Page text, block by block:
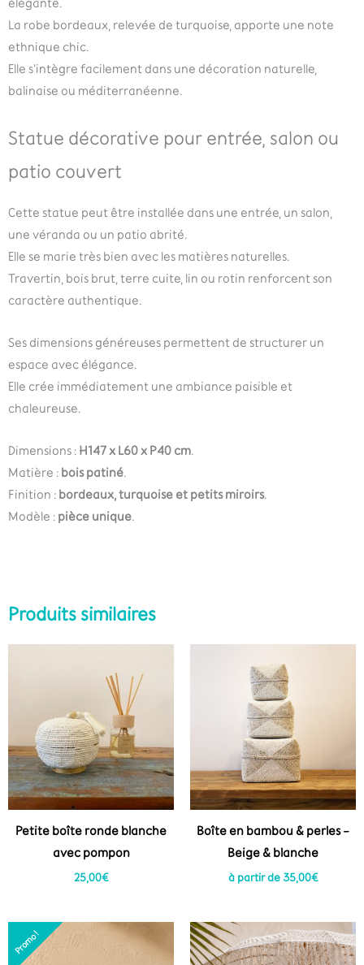
La robe bordeaux, relevée de turquoise, apporte une note
ethnique chic.
Elle s’intègre facilement dans une décoration naturelle,
balinaise ou méditerranéenne.
Statue décorative pour entrée, salon ou
patio couvert
Cette statue peut être installée dans une entrée, un salon,
une véranda ou un patio abrité.
Elle se marie très bien avec les matières naturelles.
Travertin, bois brut, terre cuite, lin ou rotin renforcent son
caractère authentique.
Ses dimensions généreuses permettent de structurer un
espace avec élégance.
Elle crée immédiatement une ambiance paisible et
chaleureuse.
Dimensions : H147 x L60 x P40 cm.
Matière : bois patiné.
Finition : bordeaux, turquoise et petits miroirs.
Modèle : pièce unique.
Produits similaires
Petite boîte ronde blanche
avec pompon
25,00€
Boîte en bambou & perles –
Beige & blanche
à partir de 35,00€
Promo !
Promo !
Le
prix
actuel